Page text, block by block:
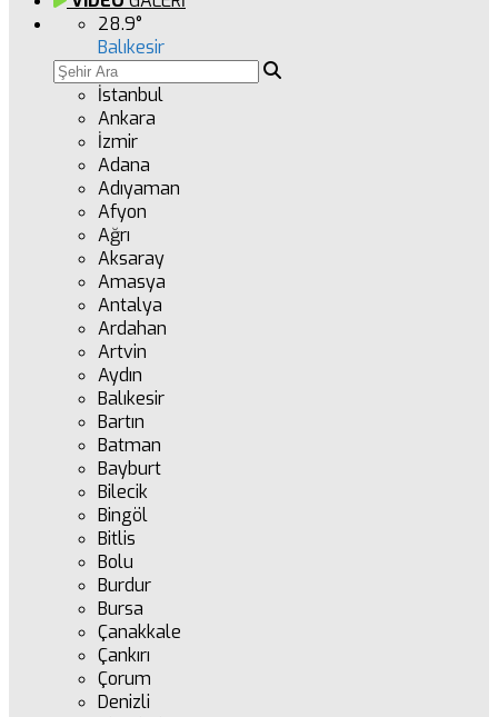
28.9°
Balıkesir
İstanbul
Ankara
İzmir
Adana
Adıyaman
Afyon
Ağrı
Aksaray
Amasya
Antalya
Ardahan
Artvin
Aydın
Balıkesir
Bartın
Batman
Bayburt
Bilecik
Bingöl
Bitlis
Bolu
Burdur
Bursa
Çanakkale
Çankırı
Çorum
Denizli